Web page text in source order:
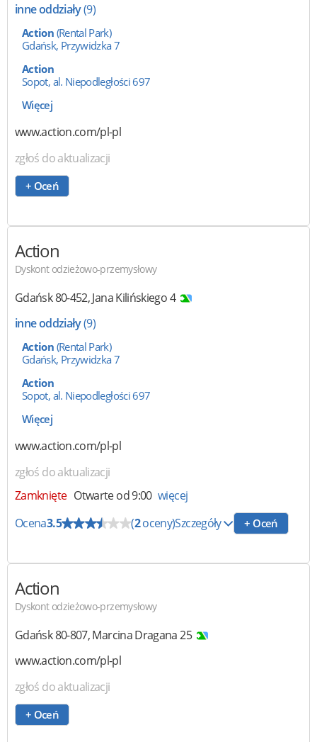
inne oddziały(9)
Action (Rental Park)
Gdańsk, Przywidzka 7
Action
Sopot, al. Niepodległości 697
Więcej
www.action.com/pl-pl
zgłoś do aktualizacji
+ Oceń
Action
Dyskont odzieżowo-przemysłowy
Gdańsk80-452,Jana Kilińskiego 4
inne oddziały(9)
Action (Rental Park)
Gdańsk, Przywidzka 7
Action
Sopot, al. Niepodległości 697
Więcej
www.action.com/pl-pl
zgłoś do aktualizacji
Zamknięte Otwarte od 9:00 więcej
Ocena3.5 (2oceny)Szczegóły + Oceń
Action
Dyskont odzieżowo-przemysłowy
Gdańsk80-807,Marcina Dragana 25
www.action.com/pl-pl
zgłoś do aktualizacji
+ Oceń